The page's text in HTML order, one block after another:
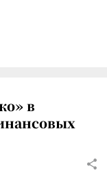
в